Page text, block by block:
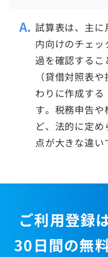
試算表は、主
内向けのチェ
過を確認するこ
（貸借対照表
わりに作成す
す。税務申告
ど、法的に定
点が大きな違い
ご利用登録
30日間の無